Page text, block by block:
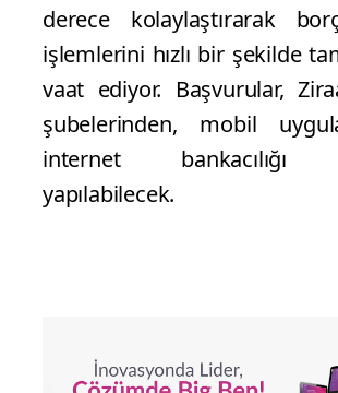
derece kolaylaştırarak
işlemlerini hızlı bir şekilde
vaat ediyor. Başvurular,
şubelerinden, mobil
internet bankacılığı
yapılabilecek.